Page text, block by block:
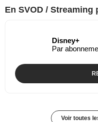
En SVOD / Streaming
Disney+
Par
Voir toutes